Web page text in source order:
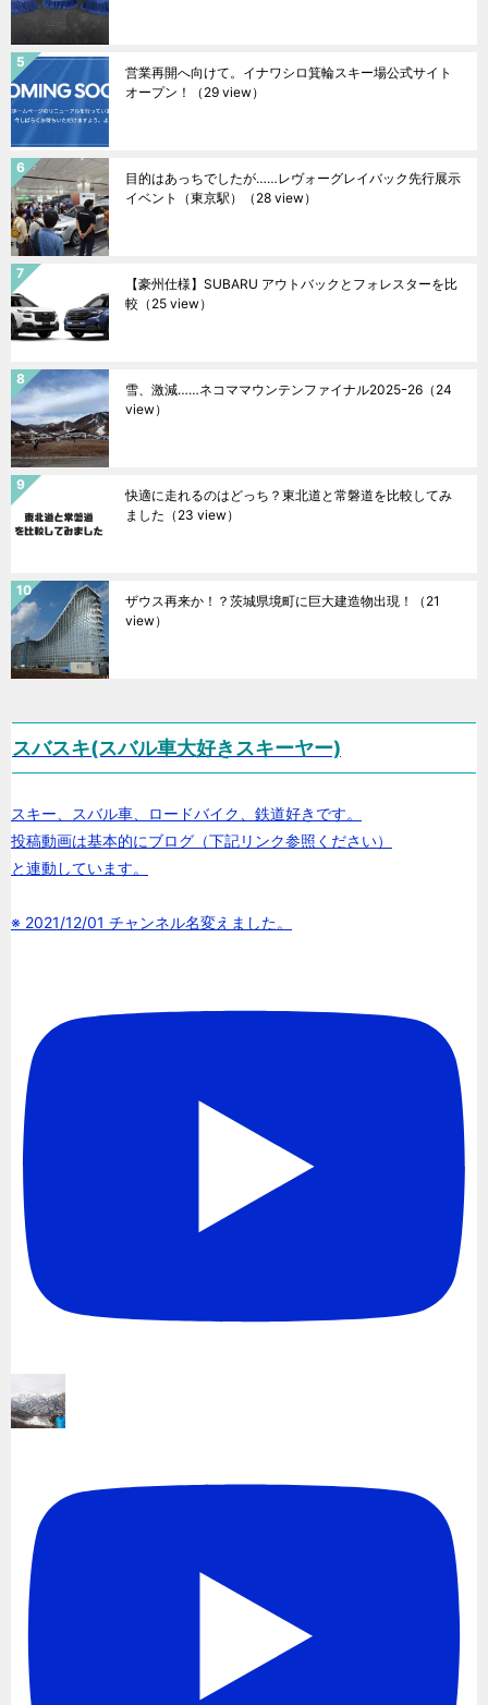
営業再開へ向けて。イナワシロ箕輪スキー場公式サイト
オープン！
（29 view）
目的はあっちでしたが……レヴォーグレイバック先行展示
イベント（東京駅）
（28 view）
【豪州仕様】SUBARU アウトバックとフォレスターを比
較 （25 view）
雪、激減……ネコママウンテンファイナル2025ｰ26 （24
view）
快適に走れるのはどっち？東北道と常磐道を比較してみ
ました （23 view）
ザウス再来か！？茨城県境町に巨大建造物出現！
（21
view）
スバスキ(スバル車大好きスキーヤー)
スキー、スバル車、ロードバイク、鉄道好きです。
投稿動画は基本的にブログ（下記リンク参照ください）
と連動しています。
※ 2021/12/01 チャンネル名変えました。